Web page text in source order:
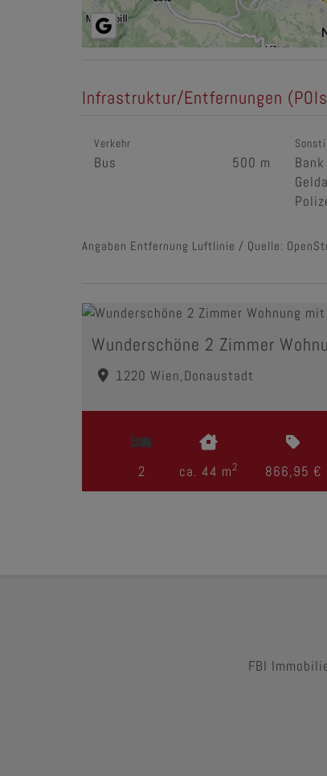
Infrastruktur/Entfernungen
Verkehr
Bus 500 m Bank
Angaben Entfernung Luftlinie / Quelle:
1220 Wien,Donaustadt
2 ca. 44 m2 866,95 €
FBI